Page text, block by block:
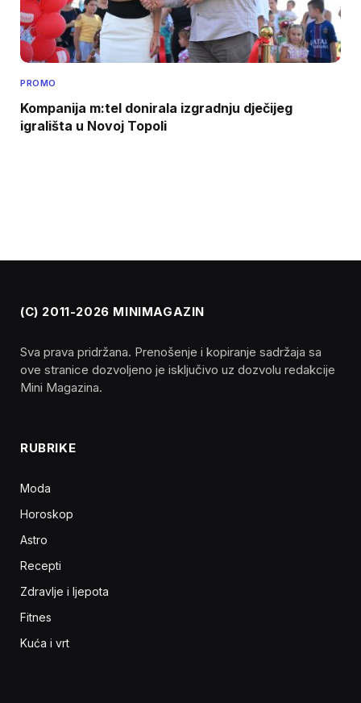
PROMO
Kompanija m:tel donirala izgradnju dječijeg
igrališta u Novoj Topoli
(C) 2011-2026 MINIMAGAZIN
Sva prava pridržana. Prenošenje i kopiranje sadržaja sa
ove stranice dozvoljeno je isključivo uz dozvolu redakcije
Mini Magazina.
RUBRIKE
Moda
Horoskop
Astro
Recepti
Zdravlje i ljepota
Fitnes
Kuća i vrt